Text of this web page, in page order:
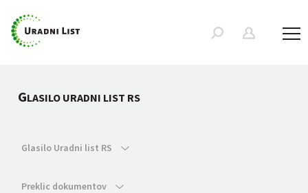
GLASILO URADNI LIST RS
Glasilo Uradni list RS
Preklic dokumentov